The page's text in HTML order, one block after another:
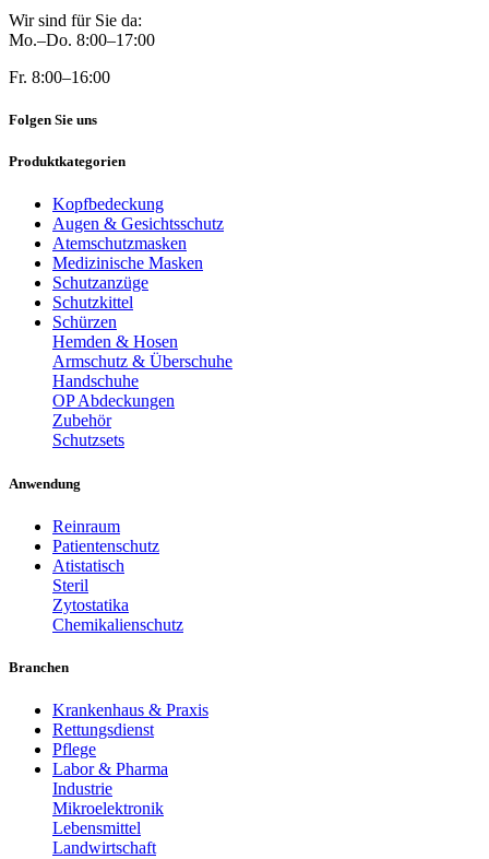
Wir sind für Sie da:
Mo.–Do. 8:00–17:00
Fr. 8:00–16:00
Folgen Sie uns
Produktkategorien
Kopfbedeckung
Augen & Gesichtsschutz
Atemschutzmasken
Medizinische Masken
Schutzanzüge
Schutzkittel
Schürzen
Hemden & Hosen
Armschutz & Überschuhe
Handschuhe
OP Abdeckungen
Zubehör
Schutzsets
Anwendung
Reinraum
Patientenschutz
Atistatisch
Steril
Zytostatika
Chemikalienschutz
Branchen
Krankenhaus & Praxis
Rettungsdienst
Pflege
Labor & Pharma
Industrie
Mikroelektronik
Lebensmittel
Landwirtschaft